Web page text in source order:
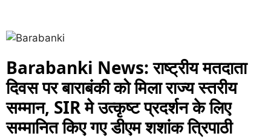
Barabanki News: राष्ट्रीय मतदाता
दिवस पर बाराबंकी को मिला राज्य स्तरीय
सम्मान, SIR मे उत्कृष्ट प्रदर्शन के लिए
सम्मानित किए गए डीएम शशांक त्रिपाठी